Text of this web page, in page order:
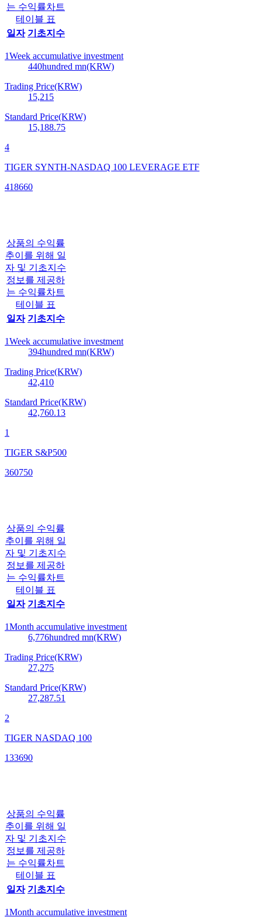
는 수익률차트
테이블 표
일자 기초지수
1Week accumulative investment
440hundred mn(KRW)
Trading Price(KRW)
15,215
Standard Price(KRW)
15,188.75
4
TIGER SYNTH-NASDAQ 100 LEVERAGE ETF
418660
상품의 수익률
추이를 위해 일
자 및 기초지수
정보를 제공하
는 수익률차트
테이블 표
일자 기초지수
1Week accumulative investment
394hundred mn(KRW)
Trading Price(KRW)
42,410
Standard Price(KRW)
42,760.13
1
TIGER S&P500
360750
상품의 수익률
추이를 위해 일
자 및 기초지수
정보를 제공하
는 수익률차트
테이블 표
일자 기초지수
1Month accumulative investment
6,776hundred mn(KRW)
Trading Price(KRW)
27,275
Standard Price(KRW)
27,287.51
2
TIGER NASDAQ 100
133690
상품의 수익률
추이를 위해 일
자 및 기초지수
정보를 제공하
는 수익률차트
테이블 표
일자 기초지수
1Month accumulative investment